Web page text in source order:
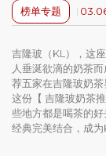
榜单专题
吉隆玻（KL），这
人垂涎欲滴的奶茶
荐五家在吉隆玻奶
这份【 吉隆玻奶茶
些地方都是喝茶的
经典完美结合，成为